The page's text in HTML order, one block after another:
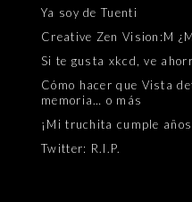
Ya soy de Tuenti
Creative Zen Vision:M
Si te gusta xkcd, ve
Cómo hacer que Vista
memoria… o más
¡Mi truchita cumple
Twitter: R.I.P.